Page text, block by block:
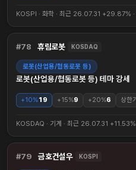
KOSPI · 화학 · 최근 26.07.31 +29.87% ·
78 휴림로봇 KOSDAQ
로봇(산업용/협동로봇 등)
로봇(산업용/협동로봇 등) 테마 강세
+10%19 +15%9 +20%6 상한
KOSDAQ · 기계 · 최근 26.07.31
79 금호건설우 KOSPI